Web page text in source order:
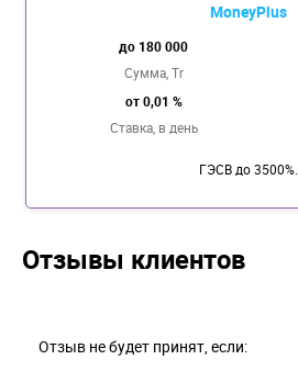
MoneyPlus
до 180 000
Сумма, Tr
от 0,01 %
Ставка, в день
ГЭСВ до 3500%.
Отзывы клиентов
Отзыв не будет принят, если: